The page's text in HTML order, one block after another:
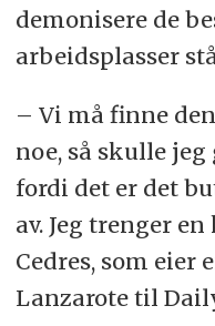
demonisere de
arbeidsplasser
– Vi må finne
noe, så skulle
fordi det er det
av. Jeg trenger
Cedres, som eier
Lanzarote til